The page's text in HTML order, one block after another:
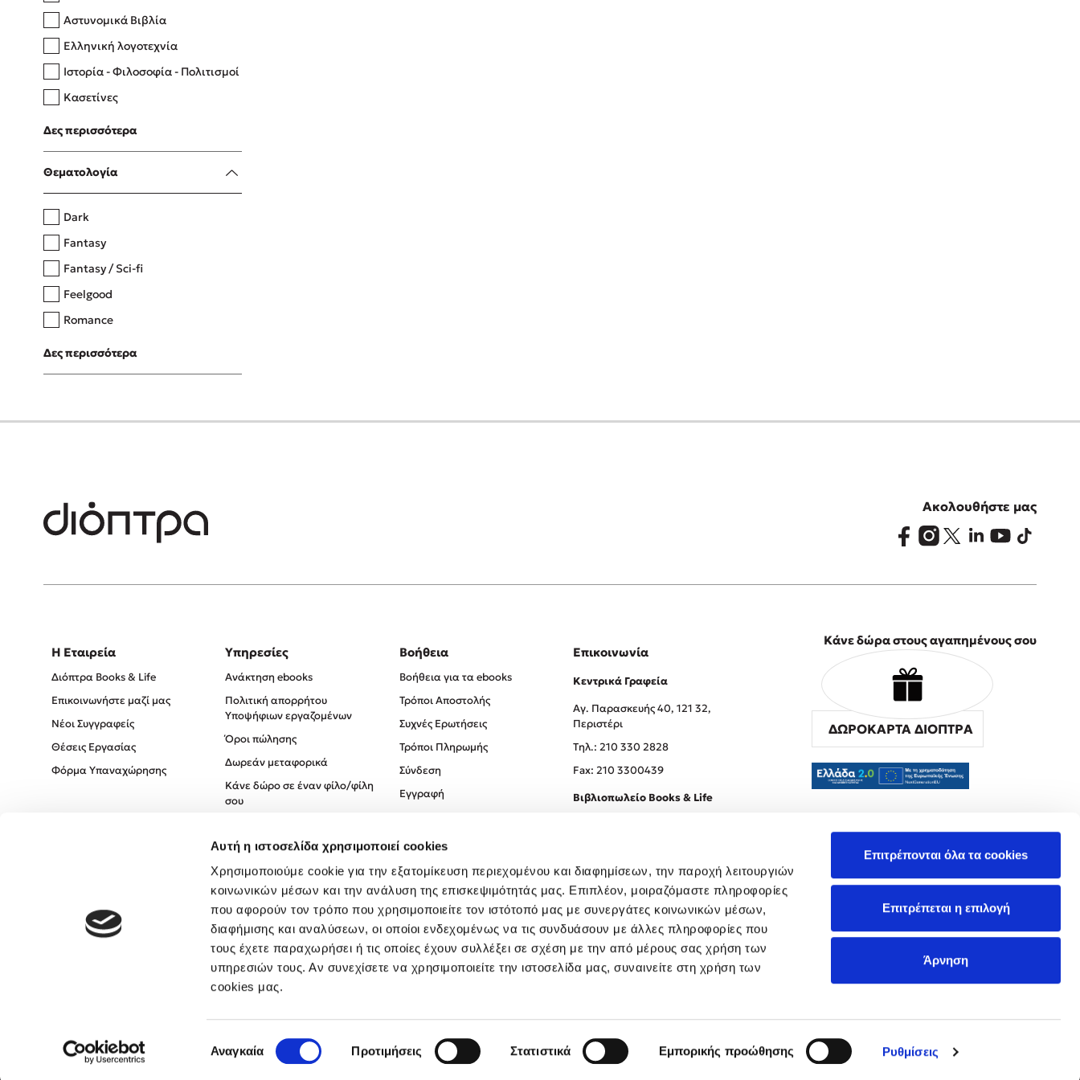
Αυτή η ιστοσελίδα χρησιμοποιεί cookies
Χρησιμοποιούμε cookie για την εξατομίκευση περιεχομένου και διαφημίσεων, την παροχή λειτουργιών
κοινωνικών μέσων και την ανάλυση της επισκεψιμότητάς μας. Επιπλέον, μοιραζόμαστε πληροφορίες
που αφορούν τον τρόπο που χρησιμοποιείτε τον ιστότοπό μας με συνεργάτες κοινωνικών μέσων,
διαφήμισης και αναλύσεων, οι οποίοι ενδεχομένως να τις συνδυάσουν με άλλες πληροφορίες που
τους έχετε παραχωρήσει ή τις οποίες έχουν συλλέξει σε σχέση με την από μέρους σας χρήση των
υπηρεσιών τους. Αν συνεχίσετε να χρησιμοποιείτε την ιστοσελίδα μας, συναινείτε στη χρήση των
cookies μας.
συγκατάθεσης
Αναγκαία Προτιμήσεις Στατιστικά Εμπορικής προώθησης Ρυθμίσεις
Επιτρέπονται όλα τα cookies
Επιτρέπεται η επιλογή
Άρνηση
Δανάη Δεληγεώργη
Πάνω, κάτω, μπροστά, πίσω
Η μέθοδος Αφήστε τους
Αστυνομικά Βιβλία
Ελληνική λογοτεχνία
Ιστορία - Φιλοσοφία - Πολιτισμοί
Κασετίνες
Λευκώματα - Έγχρωμοι οδηγοί
Μαγειρική
Δες περισσότερα
Θεματολογία
Dark
Fantasy
Fantasy / Sci-fi
Feelgood
Romance
Upmarket
Young Adult
Δες περισσότερα
Ακολουθήστε μας
Η Εταιρεία
Διόπτρα Books & Life
Επικοινωνήστε μαζί μας
Νέοι Συγγραφείς
Θέσεις Εργασίας
Φόρμα Υπαναχώρησης
Υπηρεσίες
Ανάκτηση ebooks
Πολιτική απορρήτου
Υποψήφιων εργαζομένων
Όροι πώλησης
Δωρεάν μεταφορικά
Κάνε δώρο σε έναν φίλο/φίλη
σου
Πολιτική Απορρήτου
Όροι χρήσης
Βοήθεια
Βοήθεια για τα ebooks
Τρόποι Αποστολής
Συχνές Ερωτήσεις
Τρόποι Πληρωμής
Σύνδεση
Εγγραφή
Επικοινωνία
Κεντρικά Γραφεία
Αγ. Παρασκευής 40, 121 32,
Περιστέρι
Tηλ.: 210 330 2828
Fax: 210 3300439
Βιβλιοπωλείο Books & Life
Κάνε δώρα στους αγαπημένους σου
ΔΩΡΟΚΑΡΤΑ ΔΙΟΠΤΡΑ
Created by Powered by